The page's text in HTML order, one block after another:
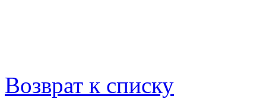
Возврат к списку